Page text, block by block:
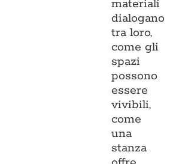
materiali
dialogano
tra loro,
come gli
spazi
possono
essere
vivibili,
come
una
stanza